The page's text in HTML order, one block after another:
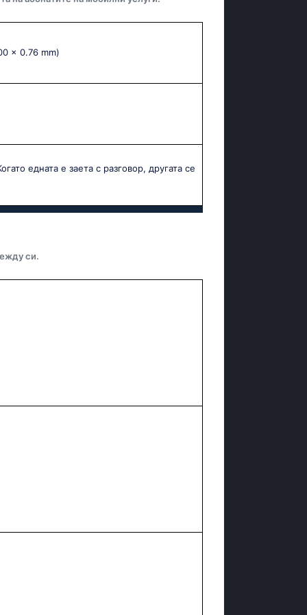
x 0.76 mm)
едната е заета с разговор, другата се
си.